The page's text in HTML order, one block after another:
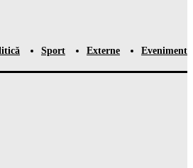
Sport Externe Eveniment